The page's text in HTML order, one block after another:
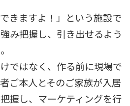
きますよ！」という施設で
み把握し、引き出せるよう
ではなく、作る前に現場で
ご本人とそのご家族が入居
握し、マーケティングを行